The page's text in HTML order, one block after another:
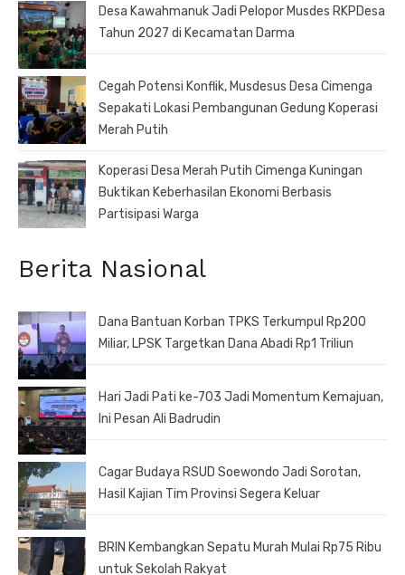
Desa Kawahmanuk Jadi Pelopor Musdes RKPDesa
Tahun 2027 di Kecamatan Darma
Cegah Potensi Konflik, Musdesus Desa Cimenga
Sepakati Lokasi Pembangunan Gedung Koperasi
Merah Putih
Koperasi Desa Merah Putih Cimenga Kuningan
Buktikan Keberhasilan Ekonomi Berbasis
Partisipasi Warga
Berita Nasional
Dana Bantuan Korban TPKS Terkumpul Rp200
Miliar, LPSK Targetkan Dana Abadi Rp1 Triliun
Hari Jadi Pati ke-703 Jadi Momentum Kemajuan,
Ini Pesan Ali Badrudin
Cagar Budaya RSUD Soewondo Jadi Sorotan,
Hasil Kajian Tim Provinsi Segera Keluar
BRIN Kembangkan Sepatu Murah Mulai Rp75 Ribu
untuk Sekolah Rakyat